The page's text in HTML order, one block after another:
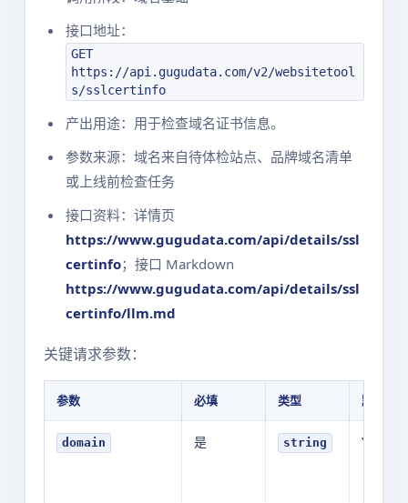
接口地址：
GET
https://api.gugudata.com/v2/websitetool
s/sslcertinfo
产出用途：用于检查域名证书信息。
参数来源：域名来自待体检站点、品牌域名清单
或上线前检查任务
接口资料：详情页
https://www.gugudata.com/api/details/ssl
certinfo；接口 Markdown
https://www.gugudata.com/api/details/ssl
certinfo/llm.md
关键请求参数：
参数 必填 类型 默认值
domain 是 string